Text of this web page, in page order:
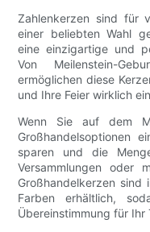
Zahlenkerzen sind für
einer beliebten Wahl
eine einzigartige und
Von Meilenstein-
ermöglichen diese
und Ihre Feier wirklich
Wenn Sie auf dem
Großhandelsoptionen
sparen und die
Versammlungen oder
Großhandelkerzen sind
Farben erhältlich,
Übereinstimmung für